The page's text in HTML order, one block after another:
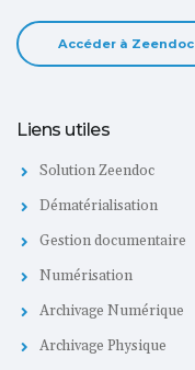
Accéder à Zeendoc
Liens utiles
Solution Zeendoc
Dématérialisation
Gestion documentaire
Numérisation
Archivage Numérique
Archivage Physique